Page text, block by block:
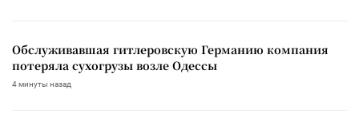
Обслуживавшая гитлеровскую Германию компания
потеряла сухогрузы возле Одессы
4 минуты назад